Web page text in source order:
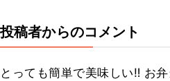
投稿者からのコメント
とっても簡単で美味しい‼️ お